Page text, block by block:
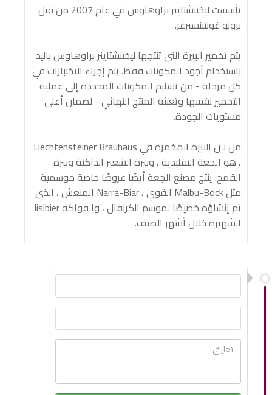
تأسست ليختنشتاينر براوهاوس في عام 2007 من قبل
برونو غونتينسبرغر.
يتم تخمير البيرة التي تنتجها ليختنشتاينر براوهاوس باليد
باستخدام أجود المكونات فقط. يتم إجراء الاختبارات في
كل مرحلة - من تسليم المكونات المحددة إلى عملية
التخمير نفسها وتعبئة المنتج النهائي - لضمان أعلى
مستويات الجودة.
من بين البيرة المخمرة في Liechtensteiner Brauhaus
، هو الجعة التقليدية ، وبيرة الشعير الداكنة وبيرة
القمح. ينتج مصنع الجعة أيضًا عروضًا خاصة موسمية
مثل Malbu-Bock القوي ، Narra-Biar المنعش ، الذي
تم إنشاؤه خصيصًا لموسم الكرنفال ، والفواكه Iisibier
الشهيرة خلال أشهر الصيف.